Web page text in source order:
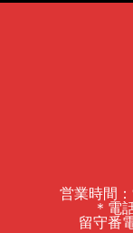
営業時間
＊電
留守番